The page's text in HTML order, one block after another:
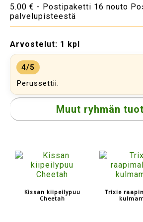
5.00 € - Postipaketti 16 nouto
palvelupisteestä
Arvostelut: 1 kpl
4/5
Perussettii.
Muut ryhmän
Kissan kiipeilypuu
Cheetah
Trixie